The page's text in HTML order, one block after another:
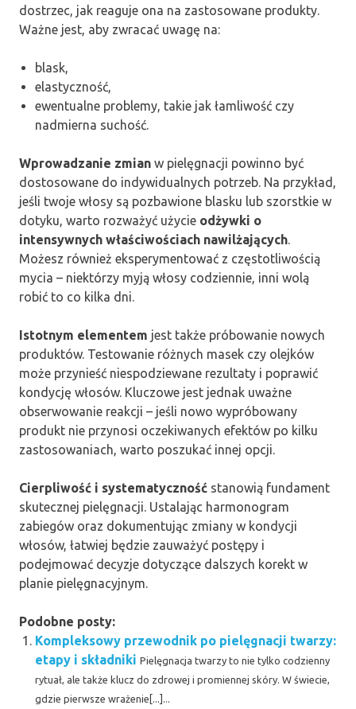
dostrzec, jak reaguje ona na zastosowane produkty.
Ważne jest, aby zwracać uwagę na:
blask,
elastyczność,
ewentualne problemy, takie jak łamliwość czy
nadmierna suchość.
Wprowadzanie zmian w pielęgnacji powinno być
dostosowane do indywidualnych potrzeb. Na przykład,
jeśli twoje włosy są pozbawione blasku lub szorstkie w
dotyku, warto rozważyć użycie odżywki o
intensywnych właściwościach nawilżających.
Możesz również eksperymentować z częstotliwością
mycia – niektórzy myją włosy codziennie, inni wolą
robić to co kilka dni.
Istotnym elementem jest także próbowanie nowych
produktów. Testowanie różnych masek czy olejków
może przynieść niespodziewane rezultaty i poprawić
kondycję włosów. Kluczowe jest jednak uważne
obserwowanie reakcji – jeśli nowo wypróbowany
produkt nie przynosi oczekiwanych efektów po kilku
zastosowaniach, warto poszukać innej opcji.
Cierpliwość i systematyczność stanowią fundament
skutecznej pielęgnacji. Ustalając harmonogram
zabiegów oraz dokumentując zmiany w kondycji
włosów, łatwiej będzie zauważyć postępy i
podejmować decyzje dotyczące dalszych korekt w
planie pielęgnacyjnym.
Podobne posty:
Kompleksowy przewodnik po pielęgnacji twarzy:
etapy i składniki Pielęgnacja twarzy to nie tylko codzienny
rytuał, ale także klucz do zdrowej i promiennej skóry. W świecie,
gdzie pierwsze wrażenie[...]...